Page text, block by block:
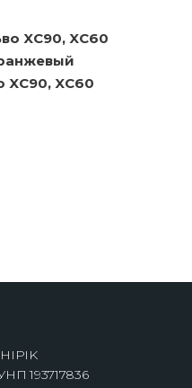
XC90, XC60
XC60
193717836